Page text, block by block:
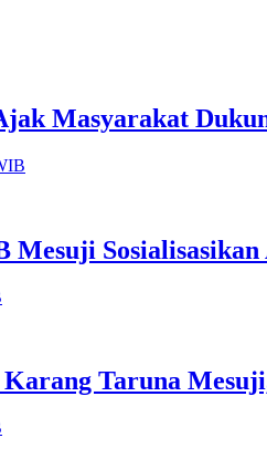
Masyarakat
Mesuji
Taruna